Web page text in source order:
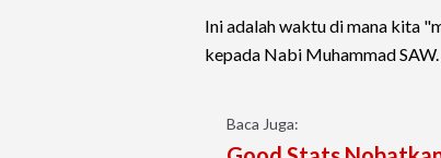
Ini adalah waktu di mana kita
kepada Nabi Muhammad SAW.
Baca Juga: